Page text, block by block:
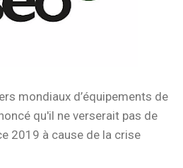
mondiaux d’équipements de
qu'il ne verserait pas de
2019 à cause de la crise